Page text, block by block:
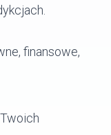
finansowe,